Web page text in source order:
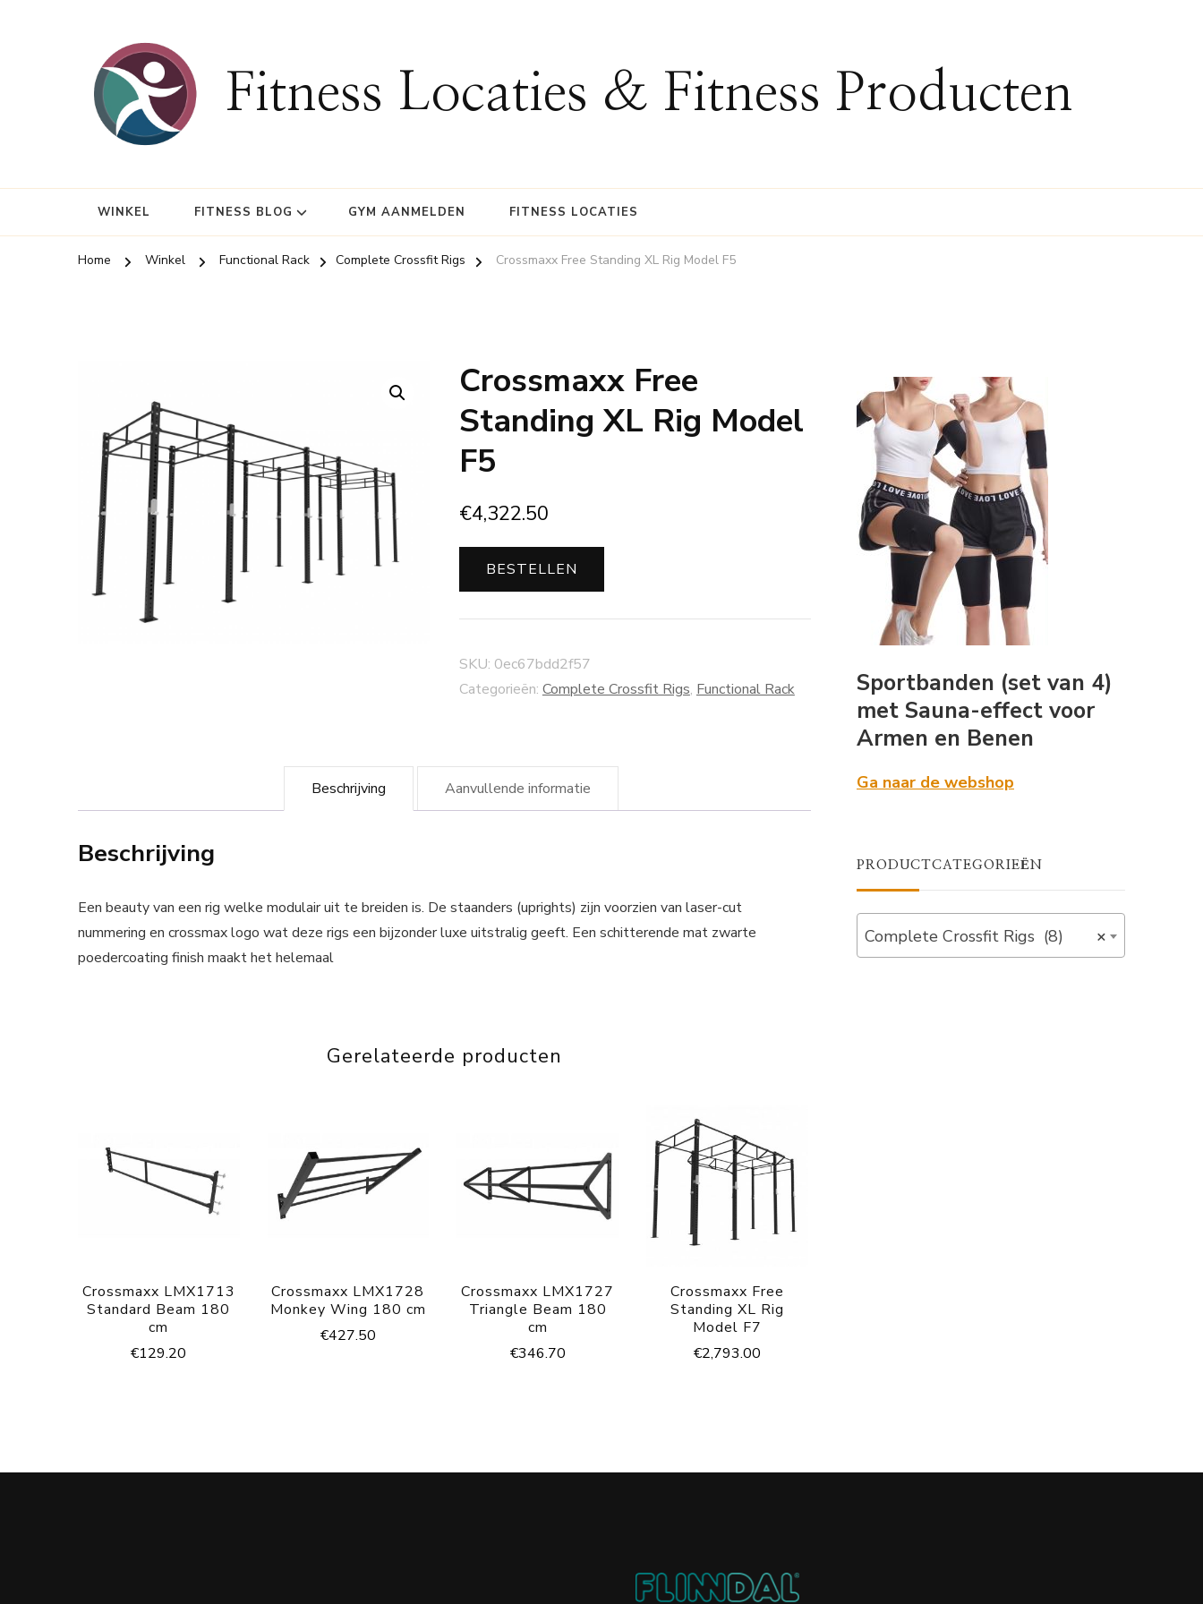
Fitness Locaties & Fitness Producten
WINKEL FITNESS BLOG GYM AANMELDEN FITNESS LOCATIES
Home Winkel Functional Rack Complete Crossfit Rigs Crossmaxx Free Standing XL Rig Model F5
Crossmaxx Free
Standing XL Rig Model
F5
€4,322.50
BESTELLEN
SKU: 0ec67bdd2f57
Categorieën: Complete Crossfit Rigs, Functional Rack
Beschrijving Aanvullende informatie
Beschrijving
Een beauty van een rig welke modulair uit te breiden is. De staanders (uprights) zijn voorzien van laser-cut
nummering en crossmax logo wat deze rigs een bijzonder luxe uitstralig geeft. Een schitterende mat zwarte
poedercoating finish maakt het helemaal
Gerelateerde producten
Crossmaxx LMX1713
Standard Beam 180
cm
€129.20
Crossmaxx LMX1728
Monkey Wing 180 cm
€427.50
Crossmaxx LMX1727
Triangle Beam 180
cm
€346.70
Crossmaxx Free
Standing XL Rig
Model F7
€2,793.00
Sportbanden (set van 4)
met Sauna-effect voor
Armen en Benen
Ga naar de webshop
PRODUCTCATEGORIEËN
×
Complete Crossfit Rigs (8)